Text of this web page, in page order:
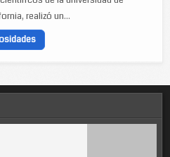
realizó un...